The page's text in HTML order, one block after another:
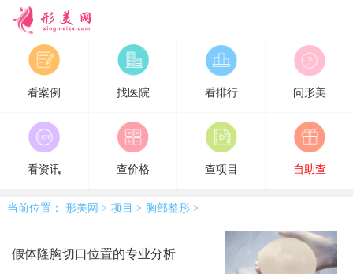
形美网
看案例 找医院 看排行 问形美
看资讯 查价格 查项目 自助查
当前位置： 形美网 > 项目 > 胸部整形>
假体隆胸切口位置的专业分析